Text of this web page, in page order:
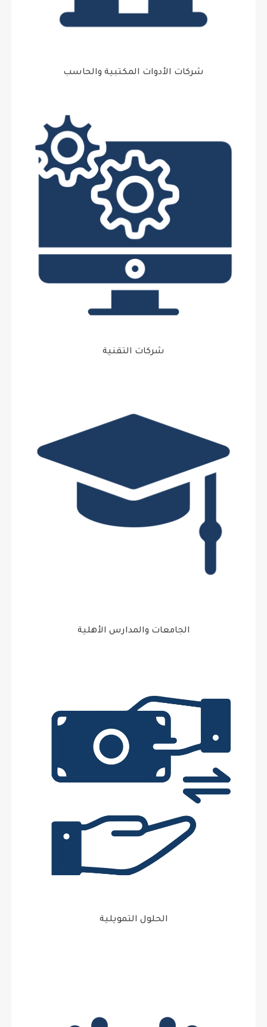
شركات الأدوات المكتبية والحاسب
شركات التقنية
الجامعات والمدارس الأهلية
الحلول التمويلية